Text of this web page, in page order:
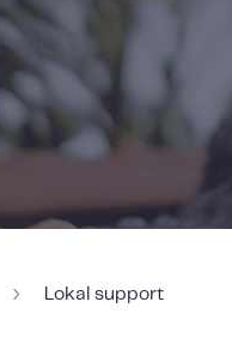
› Lokal support